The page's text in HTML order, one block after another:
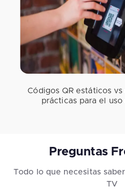
Códigos QR estáticos vs
prácticas para el uso
Preguntas
Todo lo que necesitas
TV